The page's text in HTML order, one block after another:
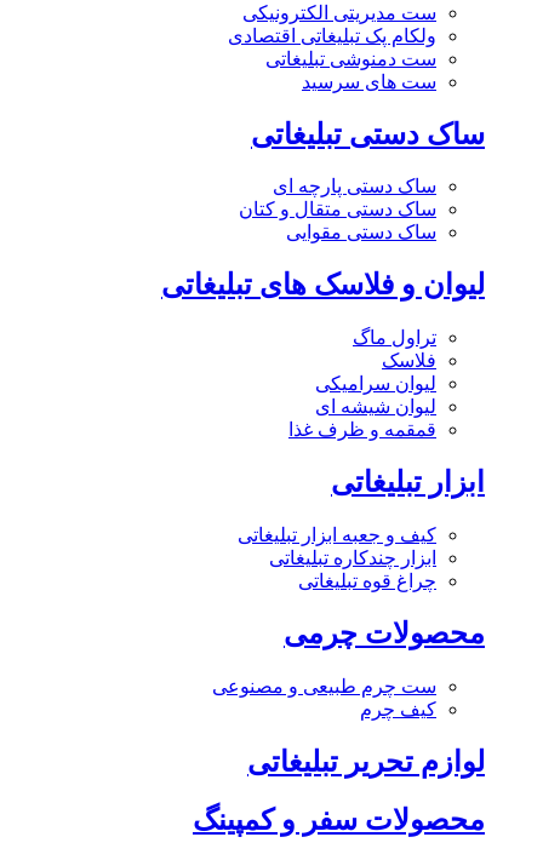
ست مدیریتی الکترونیکی
ولکام پک تبلیغاتی اقتصادی
ست دمنوشی تبلیغاتی
ست های سرسید
ساک دستی تبلیغاتی
ساک دستی پارچه ای
ساک دستی متقال و کتان
ساک دستی مقوایی
لیوان و فلاسک های تبلیغاتی
تراول ماگ
فلاسک
لیوان سرامیکی
لیوان شیشه ای
قمقمه و ظرف غذا
ابزار تبلیغاتی
کیف و جعبه ابزار تبلیغاتی
ابزار چندکاره تبلیغاتی
چراغ قوه تبلیغاتی
محصولات چرمی
ست چرم طبیعی و مصنوعی
کیف چرم
لوازم تحریر تبلیغاتی
محصولات سفر و کمپینگ